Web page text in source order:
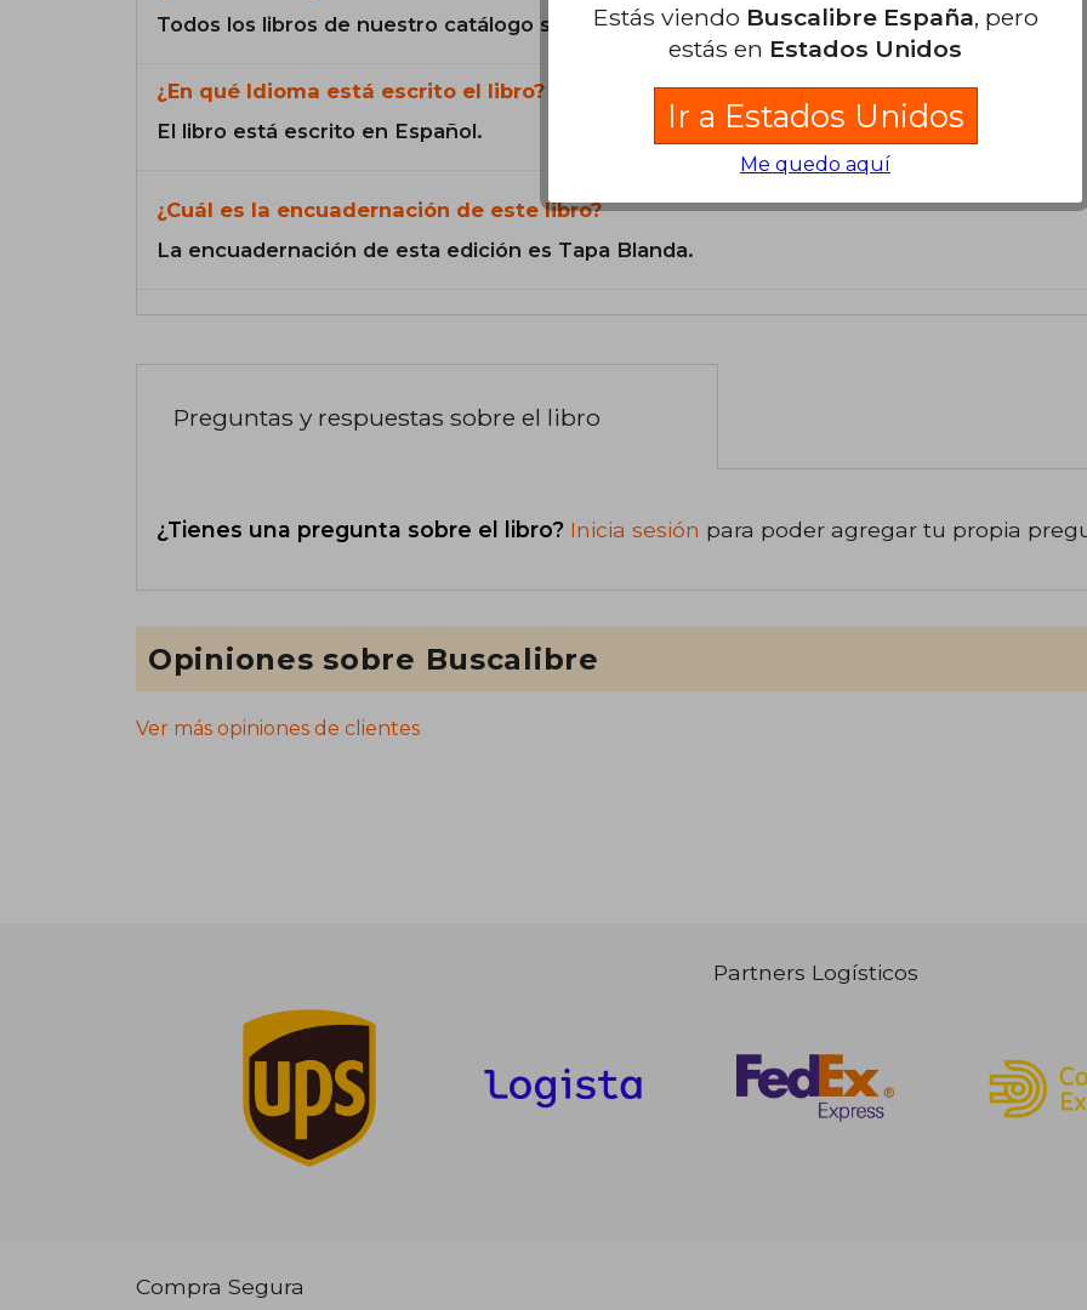
Todos los libros de nuestro catálogo son Originales.
¿En qué Idioma está escrito el libro?
El libro está escrito en Español.
¿Cuál es la encuadernación de este libro?
La encuadernación de esta edición es Tapa Blanda.
Preguntas y respuestas sobre el libro
¿Tienes una pregunta sobre el libro? Inicia sesión para poder agregar tu propia
Opiniones sobre Buscalibre
Ver más opiniones de clientes
Partners Logísticos
Compra Segura
Estás viendo Buscalibre España, pero
estás en Estados Unidos
Ir a Estados Unidos
Me quedo aquí